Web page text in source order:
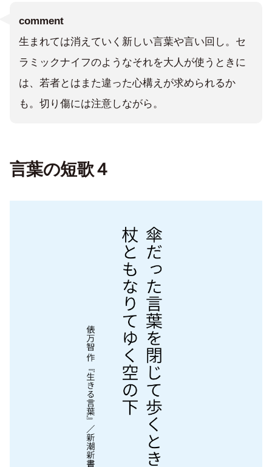
comment
生まれては消えていく新しい言葉や言い回し。セ
ラミックナイフのようなそれを大人が使うときに
は、若者とはまた違った心構えが求められるか
も。切り傷には注意しながら。
言葉の短歌４